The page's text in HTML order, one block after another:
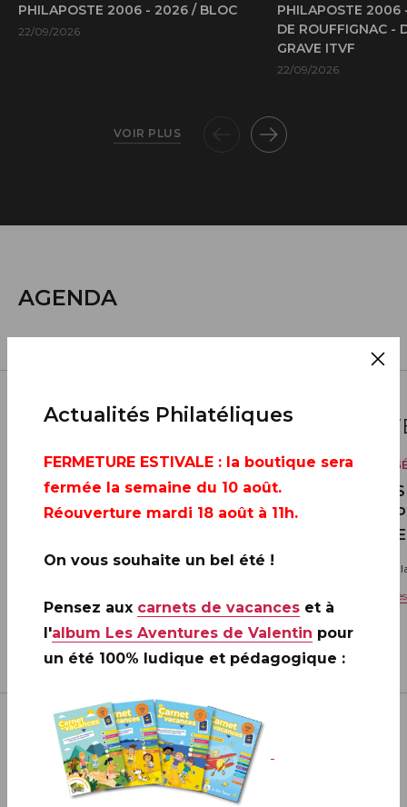
PHILAPOSTE 2006 - 2026 / BLOC
22/09/2026
PHILAPOSTE 2006
DE ROUFFIGNAC -
GRAVE ITVF
22/09/2026
VOIR PLUS
AGENDA
22
SEPTEMBRE
VENTE GÉNÉRALE
20 ANS DE LA CRÉATION DE
PHILAPOSTE 2006 - 2026 / BLOC
VENTE
20
Toute
Voir
VOIR PLUS
Actualités Philatéliques
FERMETURE ESTIVALE : la boutique sera
fermée la semaine du 10 août.
Réouverture mardi 18 août à 11h.
On vous souhaite un bel été !
Pensez aux carnets de vacances et à
l'album Les Aventures de Valentin pour
un été 100% ludique et pédagogique :